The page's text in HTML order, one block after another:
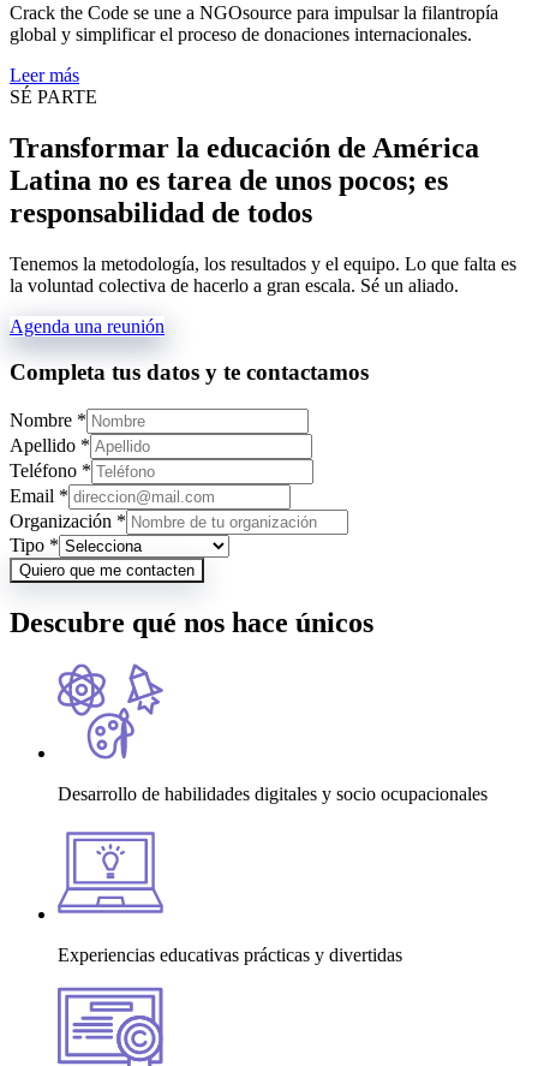
Crack the Code se une a NGOsource para impulsar la filantropía
global y simplificar el proceso de donaciones internacionales.
Leer más
SÉ PARTE
Transformar la educación de América
Latina no es tarea de unos pocos; es
responsabilidad de todos
Tenemos la metodología, los resultados y el equipo. Lo que falta es
la voluntad colectiva de hacerlo a gran escala. Sé un aliado.
Agenda una reunión
Completa tus datos y te contactamos
Nombre *
Apellido *
Teléfono *
Email *
Organización *
Tipo *
Quiero que me contacten
Descubre qué nos hace únicos
Desarrollo de habilidades digitales y socio ocupacionales
Experiencias educativas prácticas y divertidas